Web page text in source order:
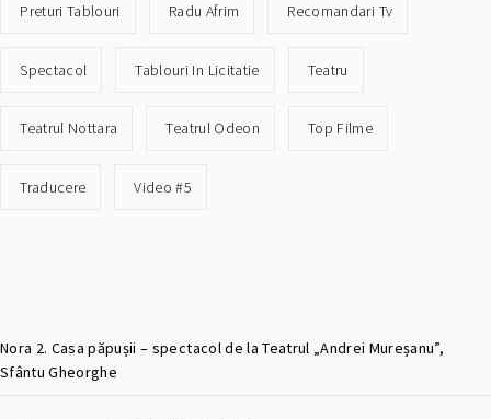
Preturi Tablouri Radu Afrim Recomandari Tv
Spectacol Tablouri In Licitatie Teatru
Teatrul Nottara Teatrul Odeon Top Filme
Traducere Video #5
Nora 2. Casa păpușii – spectacol de la Teatrul „Andrei Mureșanu”,
Sfântu Gheorghe